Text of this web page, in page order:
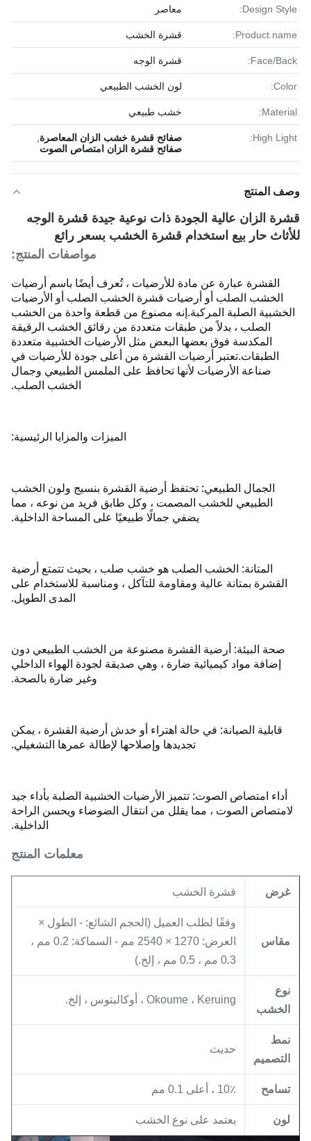
Design Style: معاصر
Product name: قشرة الخشب
Face/Back: قشرة الوجه
Color: لون الخشب الطبيعي
Material: خشب طبيعي
High Light: صفائح قشرة خشب الزان المعاصرة
صفائح قشرة الزان امتصاص الصوت
وصف المنتج
قشرة الزان عالية الجودة ذات نوعية جيدة قشرة الوجه
للأثاث حار بيع استخدام قشرة الخشب بسعر رائع
مواصفات المنتج:
القشرة عبارة عن مادة للأرضيات ، تُعرف أيضًا باسم أرضيات
الخشب الصلب أو أرضيات قشرة الخشب الصلب أو الأرضيات
الخشبية الصلبة المركبة.إنه مصنوع من قطعة واحدة من الخشب
الصلب ، بدلاً من طبقات متعددة من رقائق الخشب الرقيقة
المكدسة فوق بعضها البعض مثل الأرضيات الخشبية متعددة
الطبقات.تعتبر أرضيات القشرة من أعلى جودة للأرضيات في
صناعة الأرضيات لأنها تحافظ على الملمس الطبيعي وجمال
الخشب الصلب.
الميزات والمزايا الرئيسية:
الجمال الطبيعي: تحتفظ أرضية القشرة بنسيج ولون الخشب
الطبيعي للخشب المصمت ، وكل طابق فريد من نوعه ، مما
يضفي جمالًا طبيعيًا على المساحة الداخلية.
المتانة: الخشب الصلب هو خشب صلب ، بحيث تتمتع أرضية
القشرة بمتانة عالية ومقاومة للتآكل ، ومناسبة للاستخدام على
المدى الطويل.
صحة البيئة: أرضية القشرة مصنوعة من الخشب الطبيعي دون
إضافة مواد كيميائية ضارة ، وهي صديقة لجودة الهواء الداخلي
وغير ضارة بالصحة.
قابلية الصيانة: في حالة اهتراء أو خدش أرضية القشرة ، يمكن
تجديدها وإصلاحها لإطالة عمرها التشغيلي.
أداء امتصاص الصوت: تتميز الأرضيات الخشبية الصلبة بأداء جيد
لامتصاص الصوت ، مما يقلل من انتقال الضوضاء ويحسن الراحة
الداخلية.
معلمات المنتج
غرض قشرة الخشب
مقاس
وفقًا لطلب العميل (الحجم الشائع: - الطول ×
العرض: 1270 × 2540 مم - السماكة: 0.2 مم ،
0.3 مم ، 0.5 مم ، إلخ.)
نوع
الخشب
Okoume ، Keruing ، أوكالبتوس ، إلخ.
نمط
التصميم
حديث
تسامح 10٪ ، أعلى 0.1 مم
لون يعتمد على نوع الخشب